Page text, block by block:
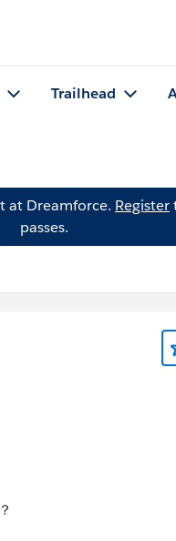
Trailhead
at Dreamforce. Register
passes.